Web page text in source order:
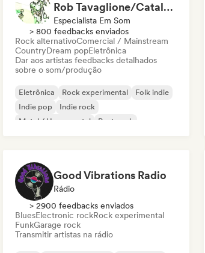
Rob Tavaglione/Catalyst Recording
Especialista Em Som
> 800 feedbacks enviados
Rock alternativoComercial / Mainstream
CountryDream popEletrônica
Dar aos artistas feedbacks detalhados
sobre o som/produção
Eletrônica Rock experimental
Folk indie
Indie pop
Indie rock
Metal / Heavy metal
Post punk
Good Vibrations Radio
Rádio
> 2900 feedbacks enviados
BluesElectronic rockRock experimental
FunkGarage rock
Transmitir artistas na rádio